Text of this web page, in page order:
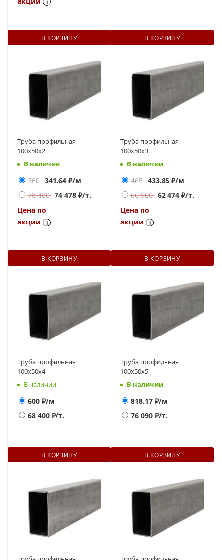
i
В КОРЗИНУ В КОРЗИНУ
Труба профильная
100х50х2
В наличии
360 341.64 ₽/м
78 480 74 478 ₽/т.
Цена по
акции
i
В КОРЗИНУ
Труба профильная
100х50х3
В наличии
465 433.85 ₽/м
66 960 62 474 ₽/т.
Цена по
акции
i
В КОРЗИНУ
Труба профильная
100х50х4
В наличии
600 ₽/м
68 400 ₽/т.
В КОРЗИНУ
Труба профильная
100х50х5
В наличии
818.17 ₽/м
76 090 ₽/т.
В КОРЗИНУ